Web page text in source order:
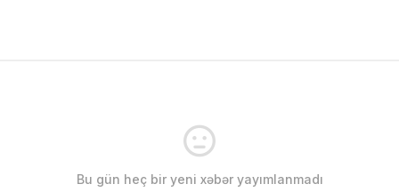
Bu gün heç bir yeni xəbər yayımlanmadı